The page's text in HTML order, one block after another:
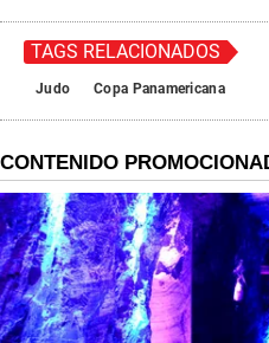
TAGS RELACIONADOS
Judo Copa Panamericana